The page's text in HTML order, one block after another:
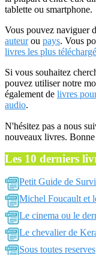
tablette ou smartphone.
Vous pouvez naviguer
auteurou pays. Vous
livres les plus
Si vous souhaitez
pouvez utiliser notre
également de livres
audio.
N'hésitez pas a nous
nouveaux livres.
Les 10 derniers
Petit Guide de
Michel Foucault et
Le cinema ou le
Le chevalier de
Sous toutes reserves